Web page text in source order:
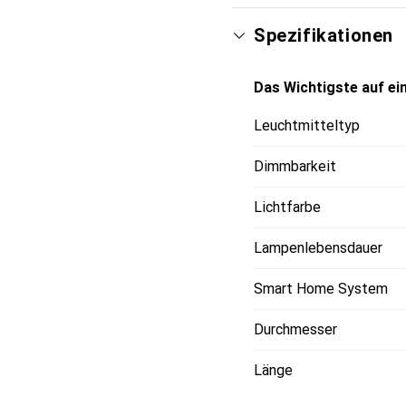
• Sprachsteuerung –
• Fernzugriff – Steuern
zu jeder Zeit.
ausgehen, um die
Spezifikationen
Das Wichtigste auf
Leuchtmitteltyp
Dimmbarkeit
Lichtfarbe
Lampenlebensdauer
Smart Home System
Durchmesser
Länge